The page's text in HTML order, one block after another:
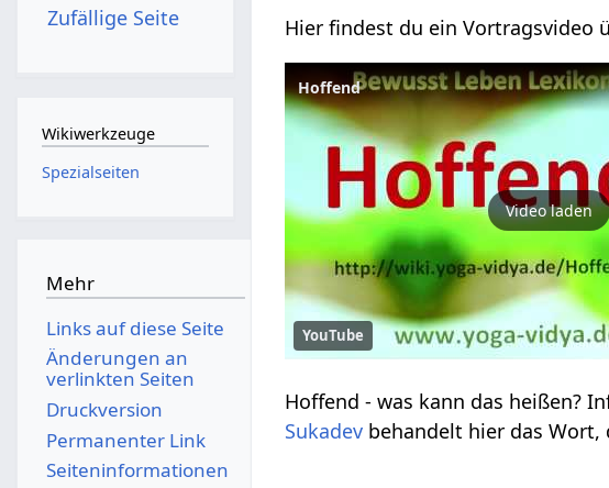
Hoffend
Video laden
YouTube
Sukadev
Zufällige Seite
Wikiwerkzeuge
Spezialseiten
Mehr
Links auf diese Seite
Änderungen an
verlinkten Seiten
Druckversion
Permanenter Link
Seiten­­informationen